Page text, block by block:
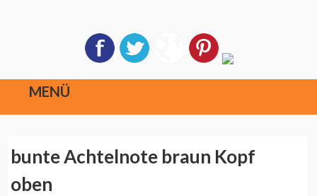
MENÜ
zum
bunte Achtelnote braun Kopf
oben